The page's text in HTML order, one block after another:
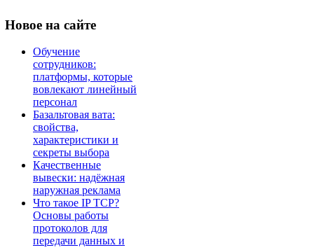
Новое на сайте
Обучение
сотрудников:
платформы, которые
вовлекают линейный
персонал
Базальтовая вата:
свойства,
характеристики и
секреты выбора
Качественные
вывески: надёжная
наружная реклама
Что такое IP TCP?
Основы работы
протоколов для
передачи данных и